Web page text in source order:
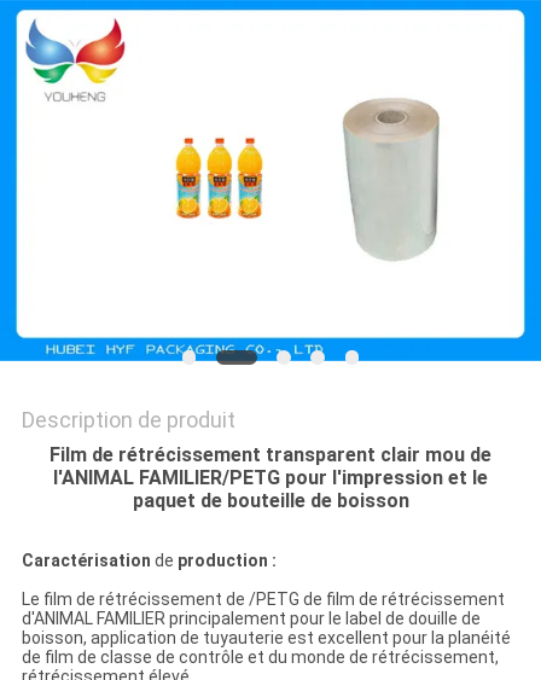
PLAN
Description de produit
Film de rétrécissement transparent clair mou de
l'ANIMAL FAMILIER/PETG pour l'impression et le
paquet de bouteille de boisson
Caractérisation de production :
Le film de rétrécissement de /PETG de film de rétrécissement
d'ANIMAL FAMILIER principalement pour le label de douille de
boisson, application de tuyauterie est excellent pour la planéité
de film de classe de contrôle et du monde de rétrécissement,